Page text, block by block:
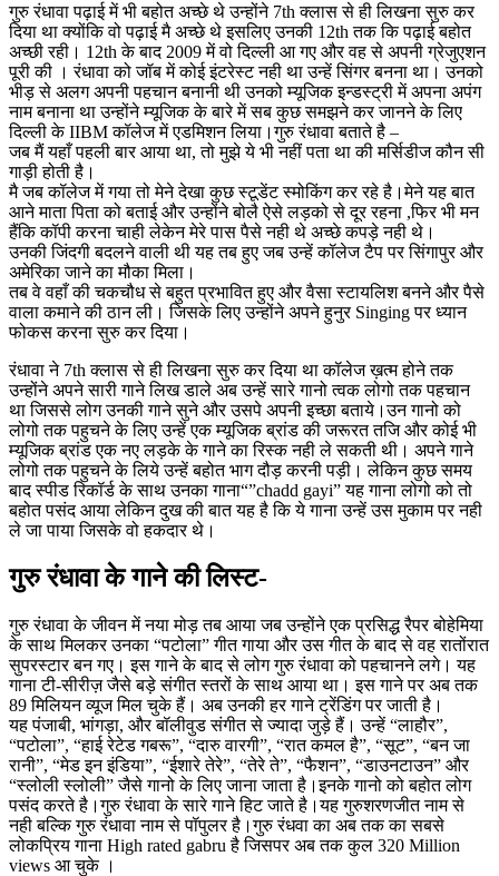
गुरु रंधावा पढ़ाई में भी बहोत अच्छे थे उन्होंने 7th क्लास से ही लिखना सुरु कर
दिया था क्योंकि वो पढ़ाई मै अच्छे थे इसलिए उनकी 12th तक कि पढ़ाई बहोत
अच्छी रही। 12th के बाद 2009 में वो दिल्ली आ गए और वह से अपनी ग्रेजुएशन
पूरी की । रंधावा को जॉब में कोई इंटरेस्ट नही था उन्हें सिंगर बनना था। उनको
भीड़ से अलग अपनी पहचान बनानी थी उनको म्यूजिक इन्डस्ट्री में अपना अपंग
नाम बनाना था उन्होंने म्यूजिक के बारे में सब कुछ समझने कर जानने के लिए
दिल्ली के IIBM कॉलेज में एडमिशन लिया।गुरु रंधावा बताते है –
जब मैं यहाँ पहली बार आया था, तो मुझे ये भी नहीं पता था की मर्सिडीज कौन सी
गाड़ी होती है।
मै जब कॉलेज में गया तो मेने देखा कुछ स्टूडेंट स्मोकिंग कर रहे है।मेने यह बात
आने माता पिता को बताई और उन्होंने बोलै ऐसे लड़को से दूर रहना ,फिर भी मन
हैंकि कॉपी करना चाही लेकेन मेरे पास पैसे नही थे अच्छे कपड़े नही थे।
उनकी जिंदगी बदलने वाली थी यह तब हुए जब उन्हें कॉलेज टैप पर सिंगापुर और
अमेरिका जाने का मौका मिला।
तब वे वहाँ की चकचौध से बहुत प्रभावित हुए और वैसा स्टायलिश बनने और पैसे
वाला कमाने की ठान ली। जिसके लिए उन्होंने अपने हुनुर Singing पर ध्यान
फोकस करना सुरु कर दिया।
रंधावा ने 7th क्लास से ही लिखना सुरु कर दिया था कॉलेज ख़त्म होने तक
उन्होंने अपने सारी गाने लिख डाले अब उन्हें सारे गानो त्वक लोगो तक पहचान
था जिससे लोग उनकी गाने सुने और उसपे अपनी इच्छा बताये।उन गानो को
लोगो तक पहुचने के लिए उन्हें एक म्यूजिक ब्रांड की जरूरत तजि और कोई भी
म्यूजिक ब्रांड एक नए लड़के के गाने का रिस्क नही ले सकती थी। अपने गाने
लोगो तक पहुचने के लिये उन्हें बहोत भाग दौड़ करनी पड़ी। लेकिन कुछ समय
बाद स्पीड रिकॉर्ड के साथ उनका गाना“”chadd gayi” यह गाना लोगो को तो
बहोत पसंद आया लेकिन दुख की बात यह है कि ये गाना उन्हें उस मुकाम पर नही
ले जा पाया जिसके वो हकदार थे।
गुरु रंधावा के गाने की लिस्ट-
गुरु रंधावा के जीवन में नया मोड़ तब आया जब उन्होंने एक प्रसिद्ध रैपर बोहेमिया
के साथ मिलकर उनका “पटोला” गीत गाया और उस गीत के बाद से वह रातोंरात
सुपरस्टार बन गए। इस गाने के बाद से लोग गुरु रंधावा को पहचानने लगे। यह
गाना टी-सीरीज़ जैसे बड़े संगीत स्तरों के साथ आया था। इस गाने पर अब तक
89 मिलियन व्यूज मिल चुके हैं। अब उनकी हर गाने ट्रेंडिंग पर जाती है।
यह पंजाबी, भांगड़ा, और बॉलीवुड संगीत से ज्यादा जुड़े हैं। उन्हें “लाहौर”,
“पटोला”, “हाई रेटेड गबरू”, “दारु वारगी”, “रात कमल है”, “सूट”, “बन जा
रानी”, “मेड इन इंडिया”, “ईशारे तेरे”, “तेरे ते”, “फैशन”, “डाउनटाउन” और
“स्लोली स्लोली” जैसे गानो के लिए जाना जाता है।इनके गानो को बहोत लोग
पसंद करते है।गुरु रंधावा के सारे गाने हिट जाते है।यह गुरुशरणजीत नाम से
नही बल्कि गुरु रंधावा नाम से पॉपुलर है।गुरु रंधवा का अब तक का सबसे
लोकप्रिय गाना High rated gabru है जिसपर अब तक कुल 320 Million
views आ चुके ।